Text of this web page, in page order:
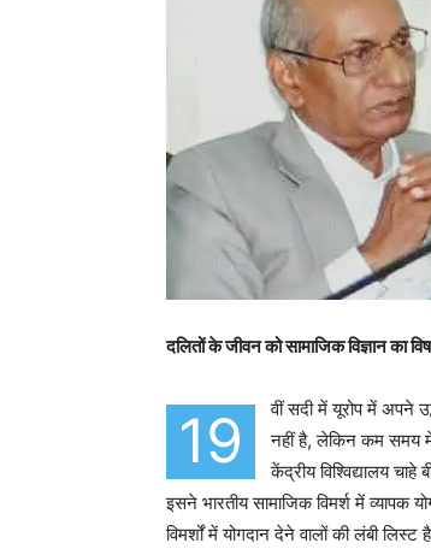
दलितों के जीवन को सामाजिक विज्ञान का
19
वीं सदी में यूरोप में अपने
नहीं है, लेकिन कम समय में
केंद्रीय विश्विद्यालय चाहे
इसने भारतीय सामाजिक विमर्श में व्यापक
विमर्शों में योगदान देने वालों की लंबी